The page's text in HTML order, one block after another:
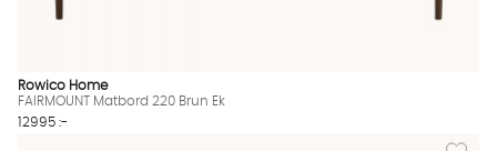
Rowico Home
FAIRMOUNT Matbord 220 Brun Ek
12995 :-
Lägg